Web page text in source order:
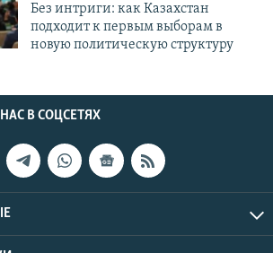
Без интриги: как Казахстан
подходит к первым выборам в
новую политическую структуру
В СОЦСЕТЯХ